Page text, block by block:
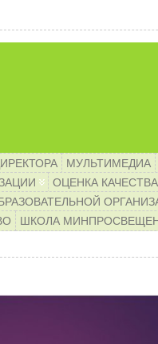
МУЛЬТИМЕДИА
ОЦЕНКА
ШКОЛА